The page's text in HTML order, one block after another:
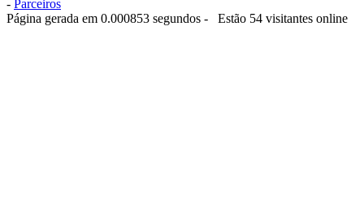
- Parceiros
Página gerada em 0.000853 segundos - Estão 54 visitantes online